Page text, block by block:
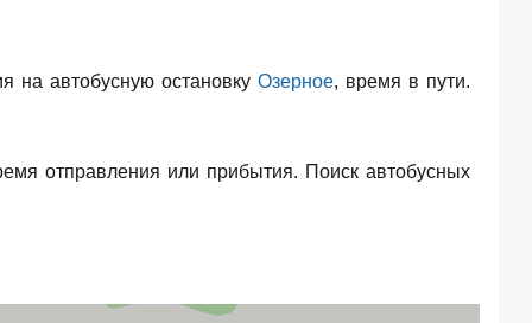
на автобусную остановку Озерное, время в пути.
отправления или прибытия. Поиск автобусных